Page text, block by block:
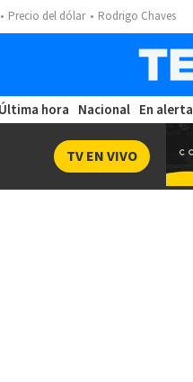
Precio del dólar Rodrigo Chaves
Última hora Nacional En alerta
TV EN VIVO